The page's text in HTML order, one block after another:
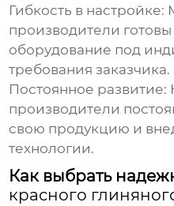
Гибкость в настройке:
производители готовы
оборудование под
требования заказчика.
Постоянное развитие:
производители
свою продукцию и
технологии.
Как выбрать
красного